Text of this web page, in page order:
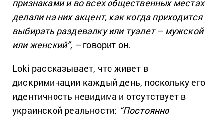
признаками и во всех общественных местах
делали на них акцент, как когда приходится
выбирать раздевалку или туалет – мужской
или женский”, –говорит он.
Loki рассказывает, что живет в
дискриминации каждый день, поскольку его
идентичность невидима и отсутствует в
украинской реальности: “Постоянно